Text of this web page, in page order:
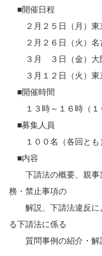
■開催日程
２月２５日（月）東
２月２６日（火）名
３月 ３日（金）大
３月１２日（火）東
■開催時間
１３時～１６時（１
■募集人員
１００名（各回とも）
■内容
下請法の概要、親事
務・禁止事項の
解説、下請法違反に
る下請法に係る
質問事例の紹介・